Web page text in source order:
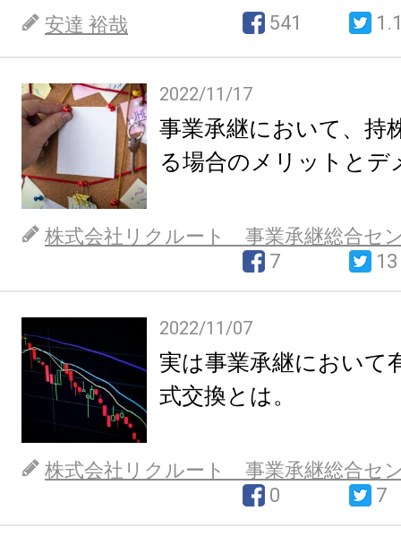
安達 裕哉 541
2022/11/17
事業承継において、持
る場合のメリットとデ
株式会社リクルート 事業承継総合セ
7
13
2022/11/07
実は事業承継において
式交換とは。
株式会社リクルート 事業承継総合セ
0
7